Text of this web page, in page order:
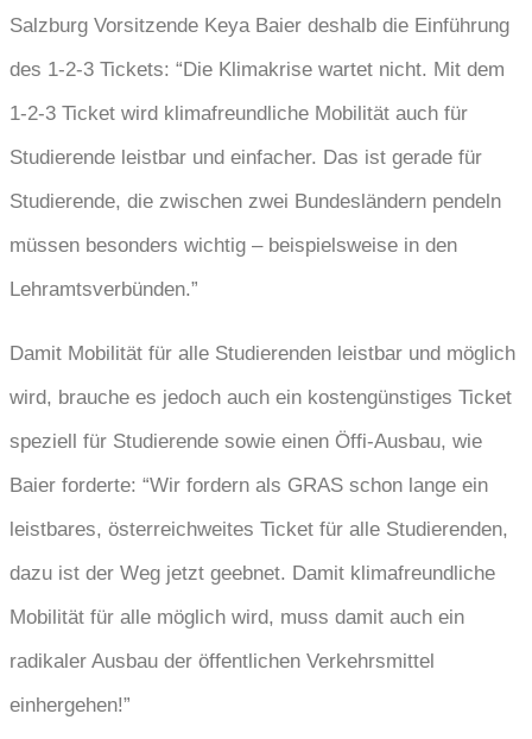
Salzburg Vorsitzende Keya Baier deshalb die Einführung
des 1-2-3 Tickets: “Die Klimakrise wartet nicht. Mit dem
1-2-3 Ticket wird klimafreundliche Mobilität auch für
Studierende leistbar und einfacher. Das ist gerade für
Studierende, die zwischen zwei Bundesländern pendeln
müssen besonders wichtig – beispielsweise in den
Lehramtsverbünden.”
Damit Mobilität für alle Studierenden leistbar und möglich
wird, brauche es jedoch auch ein kostengünstiges Ticket
speziell für Studierende sowie einen Öffi-Ausbau, wie
Baier forderte: “Wir fordern als GRAS schon lange ein
leistbares, österreichweites Ticket für alle Studierenden,
dazu ist der Weg jetzt geebnet. Damit klimafreundliche
Mobilität für alle möglich wird, muss damit auch ein
radikaler Ausbau der öffentlichen Verkehrsmittel
einhergehen!”